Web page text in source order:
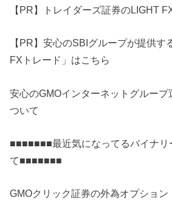
【PR】トレイダーズ証券のLIGHT
【PR】安心のSBIグループが提供す
FXトレード」はこちら
安心のGMOインターネットグループ
ついて
■■■■■■■最近気になってるバイナリ
て■■■■■■■
GMOクリック証券の外為オプショ